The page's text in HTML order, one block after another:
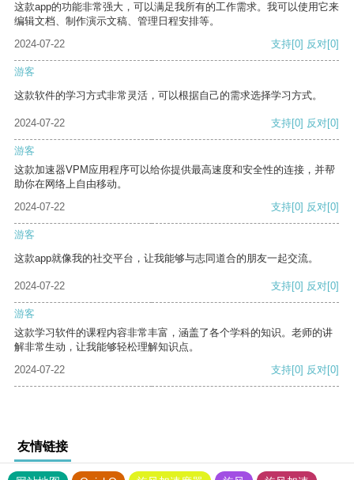
这款app的功能非常强大，可以满足我所有的工作需求。我可以使用它来
编辑文档、制作演示文稿、管理日程安排等。
2024-07-22
支持[0] 反对[0]
游客
这款软件的学习方式非常灵活，可以根据自己的需求选择学习方式。
2024-07-22 支持[0] 反对[0]
游客
这款加速器VPM应用程序可以给你提供最高速度和安全性的连接，并帮
助你在网络上自由移动。
2024-07-22
支持[0] 反对[0]
游客
这款app就像我的社交平台，让我能够与志同道合的朋友一起交流。
2024-07-22 支持[0] 反对[0]
游客
这款学习软件的课程内容非常丰富，涵盖了各个学科的知识。老师的讲
解非常生动，让我能够轻松理解知识点。
2024-07-22
支持[0] 反对[0]
友情链接